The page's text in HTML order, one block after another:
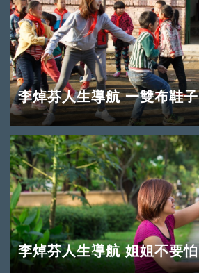
李焯芬人生導航 一雙布鞋子
李焯芬人生導航 姐姐不要怕